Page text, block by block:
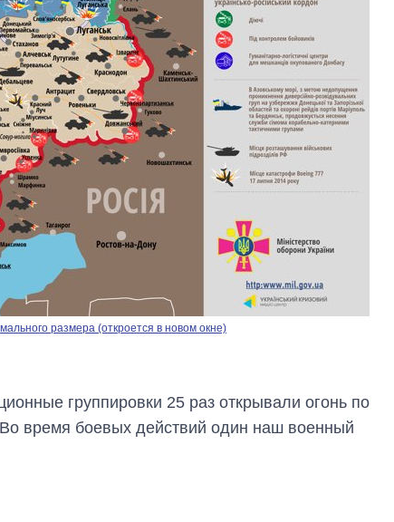
размера (откроется в новом окне)
группировки 25 раз открывали огонь по
время боевых действий один наш военный